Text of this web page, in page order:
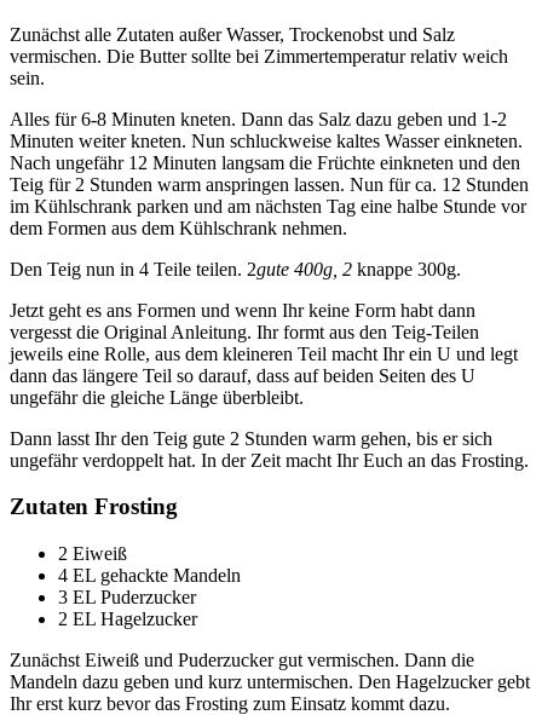
Zunächst alle Zutaten außer Wasser, Trockenobst und Salz
vermischen. Die Butter sollte bei Zimmertemperatur relativ weich
sein.
Alles für 6-8 Minuten kneten. Dann das Salz dazu geben und 1-2
Minuten weiter kneten. Nun schluckweise kaltes Wasser einkneten.
Nach ungefähr 12 Minuten langsam die Früchte einkneten und den
Teig für 2 Stunden warm anspringen lassen. Nun für ca. 12 Stunden
im Kühlschrank parken und am nächsten Tag eine halbe Stunde vor
dem Formen aus dem Kühlschrank nehmen.
Den Teig nun in 4 Teile teilen. 2gute 400g, 2 knappe 300g.
Jetzt geht es ans Formen und wenn Ihr keine Form habt dann
vergesst die Original Anleitung. Ihr formt aus den Teig-Teilen
jeweils eine Rolle, aus dem kleineren Teil macht Ihr ein U und legt
dann das längere Teil so darauf, dass auf beiden Seiten des U
ungefähr die gleiche Länge überbleibt.
Dann lasst Ihr den Teig gute 2 Stunden warm gehen, bis er sich
ungefähr verdoppelt hat. In der Zeit macht Ihr Euch an das Frosting.
Zutaten Frosting
2 Eiweiß
4 EL gehackte Mandeln
3 EL Puderzucker
2 EL Hagelzucker
Zunächst Eiweiß und Puderzucker gut vermischen. Dann die
Mandeln dazu geben und kurz untermischen. Den Hagelzucker gebt
Ihr erst kurz bevor das Frosting zum Einsatz kommt dazu.